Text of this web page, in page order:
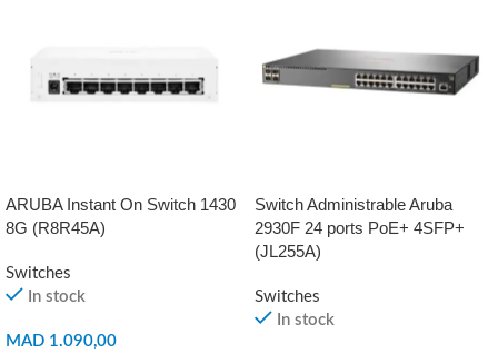
ARUBA Instant On Switch 1430
8G (R8R45A)
Switches
In stock
MAD 1.090,00
Switch Administrable Aruba
2930F 24 ports PoE+ 4SFP+
(JL255A)
Switches
In stock